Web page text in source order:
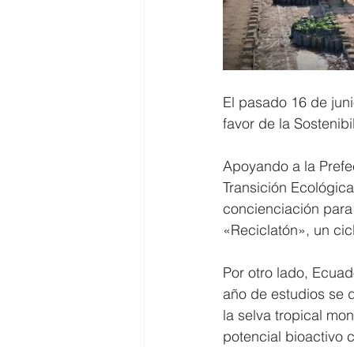
El pasado 16 de
favor de la
Apoyando a la
Transición
concienciación
«Reciclatón», un
Por otro lado,
año de estudios se
la selva tropical
potencial bioactivo